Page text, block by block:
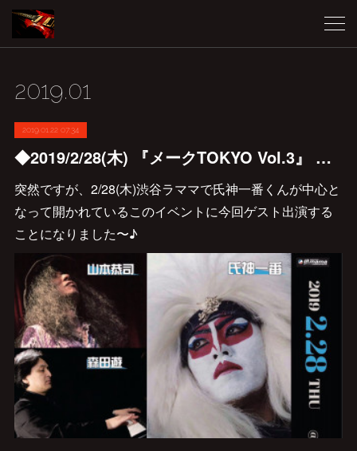
2019.01
2019.01.22 07:34
◆2019/2/28(木) 『メークTOKYO Vol.3』 ゲスト出演決定しました♪
突然ですが、2/28(木)渋谷ラママで氏神一番くんが中心と
なって開かれているこのイベントに今回ゲスト出演する
ことになりました〜♪